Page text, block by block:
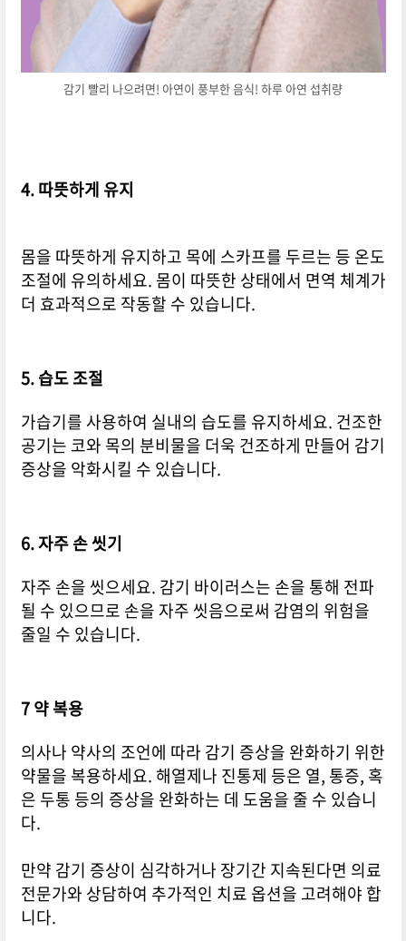
감기 빨리 나으려면! 아연이 풍부한 음식! 하루 아연 섭취량
4. 따뜻하게 유지
몸을 따뜻하게 유지하고 목에 스카프를 두르는 등 온도
조절에 유의하세요. 몸이 따뜻한 상태에서 면역 체계가
더 효과적으로 작동할 수 있습니다.
5. 습도 조절
가습기를 사용하여 실내의 습도를 유지하세요. 건조한
공기는 코와 목의 분비물을 더욱 건조하게 만들어 감기
증상을 악화시킬 수 있습니다.
6. 자주 손 씻기
자주 손을 씻으세요. 감기 바이러스는 손을 통해 전파
될 수 있으므로 손을 자주 씻음으로써 감염의 위험을
줄일 수 있습니다.
7 약 복용
의사나 약사의 조언에 따라 감기 증상을 완화하기 위한
약물을 복용하세요. 해열제나 진통제 등은 열, 통증, 혹
은 두통 등의 증상을 완화하는 데 도움을 줄 수 있습니
다.
만약 감기 증상이 심각하거나 장기간 지속된다면 의료
전문가와 상담하여 추가적인 치료 옵션을 고려해야 합
니다.